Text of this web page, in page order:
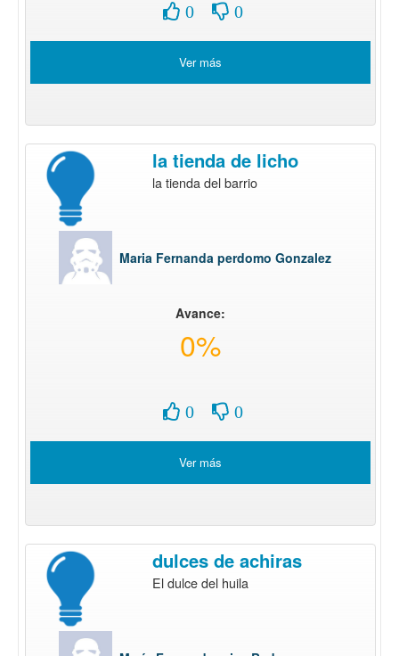
0 0
Ver más
la tienda de licho
la tienda del barrio
Maria Fernanda perdomo Gonzalez
Avance:
0%
0 0
Ver más
dulces de achiras
El dulce del huila